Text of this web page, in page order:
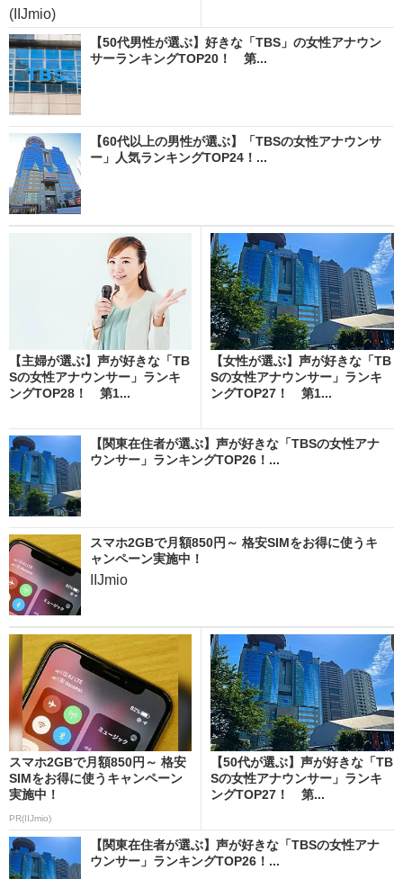
(IIJmio)
【50代男性が選ぶ】好きな「TBS」の女性アナウン
サーランキングTOP20！ 第...
【60代以上の男性が選ぶ】「TBSの女性アナウンサ
ー」人気ランキングTOP24！...
【主婦が選ぶ】声が好きな「TB
Sの女性アナウンサー」ランキ
ングTOP28！ 第1...
【女性が選ぶ】声が好きな「TB
Sの女性アナウンサー」ランキ
ングTOP27！ 第1...
【関東在住者が選ぶ】声が好きな「TBSの女性アナ
ウンサー」ランキングTOP26！...
スマホ2GBで月額850円～ 格安SIMをお得に使うキ
ャンペーン実施中！
IIJmio
スマホ2GBで月額850円～ 格安
SIMをお得に使うキャンペーン
実施中！
PR(IIJmio)
【50代が選ぶ】声が好きな「TB
Sの女性アナウンサー」ランキ
ングTOP27！ 第...
【関東在住者が選ぶ】声が好きな「TBSの女性アナ
ウンサー」ランキングTOP26！...